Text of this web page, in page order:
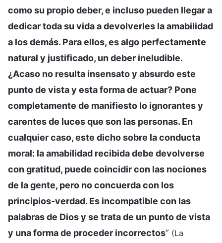
como su propio deber, e incluso pueden llegar a
dedicar toda su vida a devolverles la amabilidad
a los demás. Para ellos, es algo perfectamente
natural y justificado, un deber ineludible.
¿Acaso no resulta insensato y absurdo este
punto de vista y esta forma de actuar? Pone
completamente de manifiesto lo ignorantes y
carentes de luces que son las personas. En
cualquier caso, este dicho sobre la conducta
moral: la amabilidad recibida debe devolverse
con gratitud, puede coincidir con las nociones
de la gente, pero no concuerda con los
principios-verdad. Es incompatible con las
palabras de Dios y se trata de un punto de vista
y una forma de proceder incorrectos” (La